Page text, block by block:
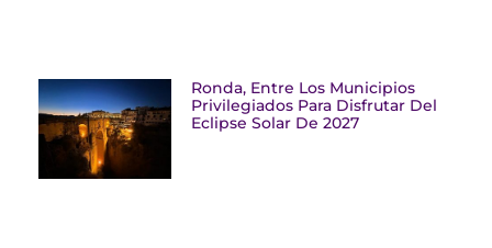
Ronda, Entre Los Municipios
Privilegiados Para Disfrutar Del
Eclipse Solar De 2027